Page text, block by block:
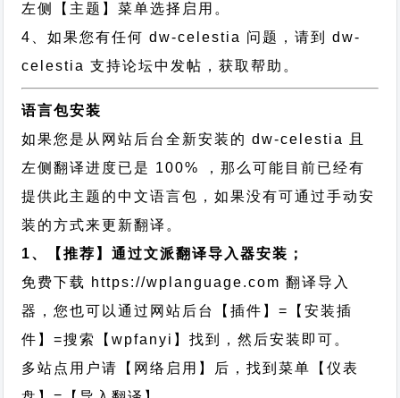
左侧【主题】菜单选择启用。
4、如果您有任何 dw-celestia 问题，请到 dw-
celestia 支持论坛中发帖，获取帮助。
语言包安装
如果您是从网站后台全新安装的 dw-celestia 且
左侧翻译进度已是 100% ，那么可能目前已经有
提供此主题的中文语言包，如果没有可通过手动安
装的方式来更新翻译。
1、【推荐】通过文派翻译导入器安装；
免费下载 https://wplanguage.com 翻译导入
器，您也可以通过网站后台【插件】=【安装插
件】=搜索【wpfanyi】找到，然后安装即可。
多站点用户请【网络启用】后，找到菜单【仪表